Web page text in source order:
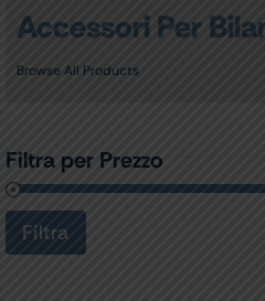
Accessori Per
Browse All Products
Filtra per Prezzo
Prezzo
Min
Prezzo
Max
Filtra